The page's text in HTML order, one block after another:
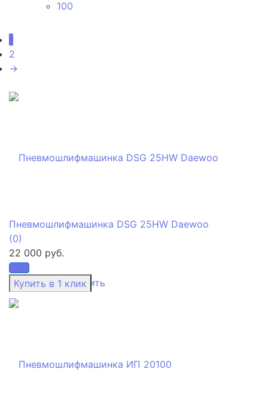
100
2
→
избранное сравнить
Пневмошлифмашинка DSG 25HW Daewoo
(0)
22 000 руб.